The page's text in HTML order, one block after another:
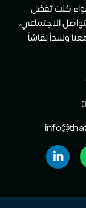
كنت تفضل
الاجتماعي،
ولنبدأ نقاشاً